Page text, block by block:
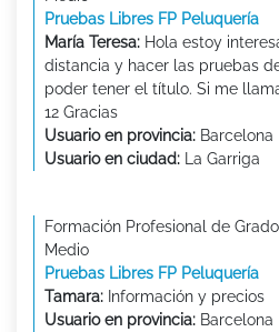
Pruebas Libres FP Peluquería
María Teresa: Hola estoy
distancia y hacer las pruebas
poder tener el título. Si me
12 Gracias
Usuario en provincia: Barcelona
Usuario en ciudad: La Garriga
Formación Profesional de
Medio
Pruebas Libres FP Peluquería
Tamara: Información y precios
Usuario en provincia: Barcelona